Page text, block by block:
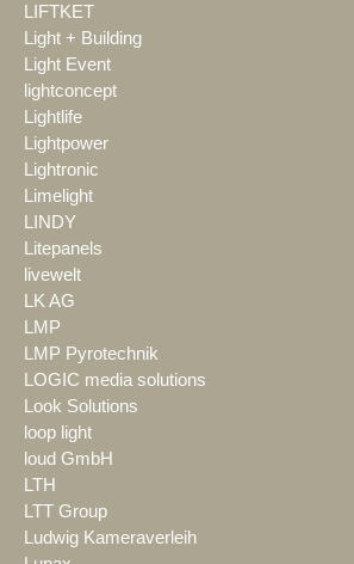
LIFTKET
Light + Building
Light Event
lightconcept
Lightlife
Lightpower
Lightronic
Limelight
LINDY
Litepanels
livewelt
LK AG
LMP
LMP Pyrotechnik
LOGIC media solutions
Look Solutions
loop light
loud GmbH
LTH
LTT Group
Ludwig Kameraverleih